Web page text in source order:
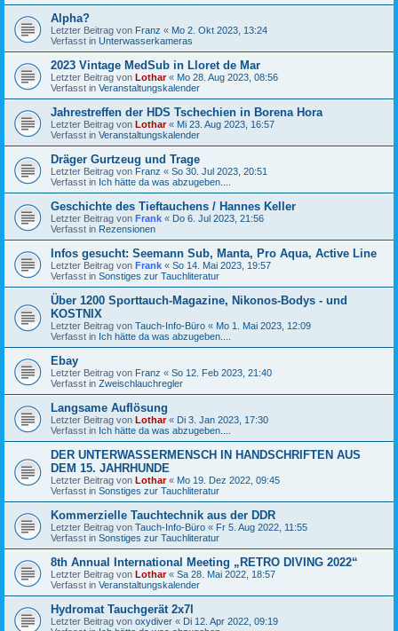
Alpha?
Letzter Beitrag von Franz « Mo 2. Okt 2023, 13:24
Verfasst in Unterwasserkameras
2023 Vintage MedSub in Lloret de Mar
Letzter Beitrag von Lothar« Mo 28. Aug 2023, 08:56
Verfasst in Veranstaltungskalender
Jahrestreffen der HDS Tschechien in Borena Hora
Letzter Beitrag von Lothar« Mi 23. Aug 2023, 16:57
Verfasst in Veranstaltungskalender
Dräger Gurtzeug und Trage
Letzter Beitrag von Franz « So 30. Jul 2023, 20:51
Verfasst in Ich hätte da was abzugeben....
Geschichte des Tieftauchens / Hannes Keller
Letzter Beitrag von Frank « Do 6. Jul 2023, 21:56
Verfasst in Rezensionen
Infos gesucht: Seemann Sub, Manta, Pro Aqua, Active Line
Letzter Beitrag von Frank « So 14. Mai 2023, 19:57
Verfasst in Sonstiges zur Tauchliteratur
Über 1200 Sporttauch-Magazine, Nikonos-Bodys - und
KOSTNIX
Letzter Beitrag von Tauch-Info-Büro « Mo 1. Mai 2023, 12:09
Verfasst in Ich hätte da was abzugeben....
Ebay
Letzter Beitrag von Franz « So 12. Feb 2023, 21:40
Verfasst in Zweischlauchregler
Langsame Auflösung
Letzter Beitrag von Lothar« Di 3. Jan 2023, 17:30
Verfasst in Ich hätte da was abzugeben....
DER UNTERWASSERMENSCH IN HANDSCHRIFTEN AUS
DEM 15. JAHRHUNDE
Letzter Beitrag von Lothar« Mo 19. Dez 2022, 09:45
Verfasst in Sonstiges zur Tauchliteratur
Kommerzielle Tauchtechnik aus der DDR
Letzter Beitrag von Tauch-Info-Büro « Fr 5. Aug 2022, 11:55
Verfasst in Sonstiges zur Tauchliteratur
8th Annual International Meeting „RETRO DIVING 2022“
Letzter Beitrag von Lothar« Sa 28. Mai 2022, 18:57
Verfasst in Veranstaltungskalender
Hydromat Tauchgerät 2x7l
Letzter Beitrag von oxydiver « Di 12. Apr 2022, 09:19